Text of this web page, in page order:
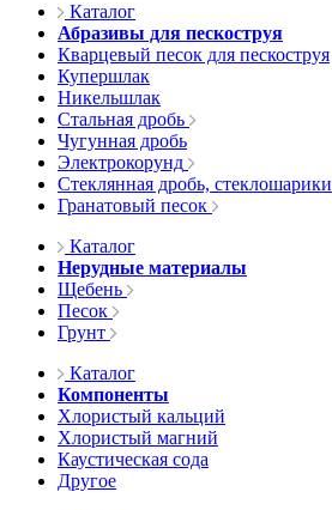
Каталог
Абразивы для пескоструя
Кварцевый песок для пескоструя
Купершлак
Никельшлак
Стальная дробь
Чугунная дробь
Электрокорунд
Стеклянная дробь, стеклошарики
Гранатовый песок
Каталог
Нерудные материалы
Щебень
Песок
Грунт
Каталог
Компоненты
Хлористый кальций
Хлористый магний
Каустическая сода
Другое